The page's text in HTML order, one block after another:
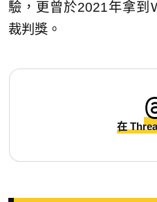
驗，更曾於2021年拿到
裁判獎。
在